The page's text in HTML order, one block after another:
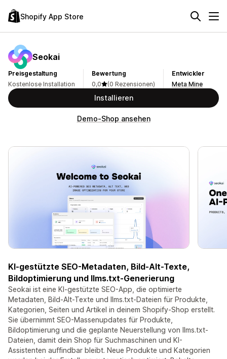
Shopify App Store
Seokai
Preisgestaltung
Kostenlose Installation
Bewertung
0,0
(0 Rezensionen)
Entwickler
Meta Mine
Installieren
Demo-Shop ansehen
KI-gestützte SEO-Metadaten, Bild-Alt-Texte,
Bildoptimierung und llms.txt-Generierung
Seokai ist eine KI-gestützte SEO-App, die optimierte
Metadaten, Bild-Alt-Texte und llms.txt-Dateien für Produkte,
Kategorien, Seiten und Artikel in deinem Shopify-Shop erstellt.
Sie übernimmt SEO-Massenupdates für Produkte,
Bildoptimierung und die geplante Neuerstellung von llms.txt-
Dateien, damit dein Shop für Suchmaschinen und KI-
Assistenten auffindbar bleibt. Neue Produkte und Kategorien